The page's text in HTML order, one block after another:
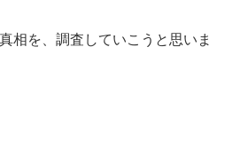
相を、調査していこうと思いま